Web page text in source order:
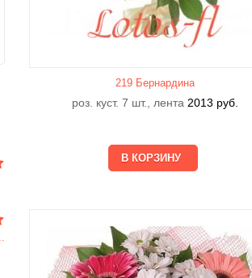
219 Бернардина
роз. куст. 7 шт., лента 2013 руб.